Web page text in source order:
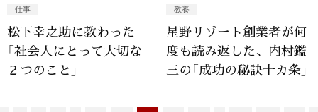
仕事
松下幸之助に教わった
「社会人にとって大切な
２つのこと」
教養
星野リゾート創業者が何
度も読み返した、内村鑑
三の「成功の秘訣十カ条」